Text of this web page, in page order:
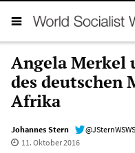
Angela Merkel
des deutschen
Afrika
Johannes Stern
@JSternWSWS
11. Oktober 2016